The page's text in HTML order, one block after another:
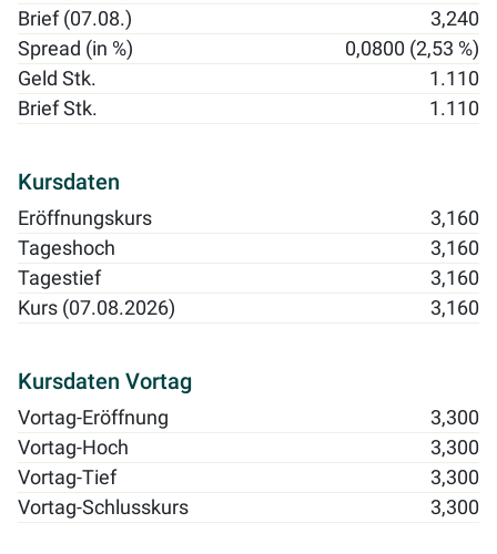
Brief (07.08.)
3,240
Spread (in %)
0,0800 (2,53 %)
Geld Stk.
1.110
Brief Stk.
1.110
Kursdaten
Eröffnungskurs
3,160
Tageshoch
3,160
Tagestief
3,160
Kurs (07.08.2026)
3,160
Kursdaten Vortag
Vortag-Eröffnung
3,300
Vortag-Hoch
3,300
Vortag-Tief
3,300
Vortag-Schlusskurs
3,300